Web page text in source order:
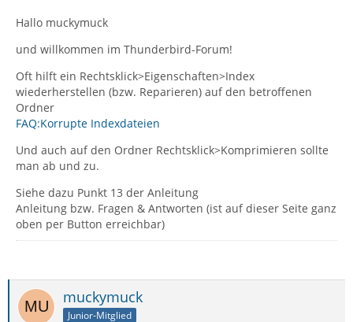
Hallo muckymuck
und willkommen im Thunderbird-Forum!
Oft hilft ein Rechtsklick>Eigenschaften>Index
wiederherstellen (bzw. Reparieren) auf den betroffenen
Ordner
FAQ:Korrupte Indexdateien
Und auch auf den Ordner Rechtsklick>Komprimieren sollte
man ab und zu.
Siehe dazu Punkt 13 der Anleitung
Anleitung bzw. Fragen & Antworten (ist auf dieser Seite ganz
oben per Button erreichbar)
muckymuck
Junior-Mitglied